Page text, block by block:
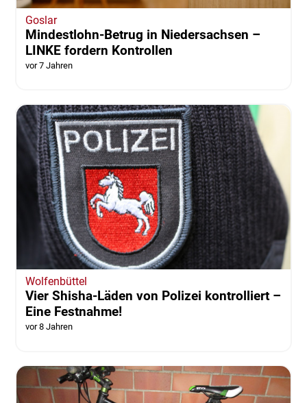
Goslar
Mindestlohn-Betrug in Niedersachsen –
LINKE fordern Kontrollen
vor 7 Jahren
Wolfenbüttel
Vier Shisha-Läden von Polizei kontrolliert –
Eine Festnahme!
vor 8 Jahren